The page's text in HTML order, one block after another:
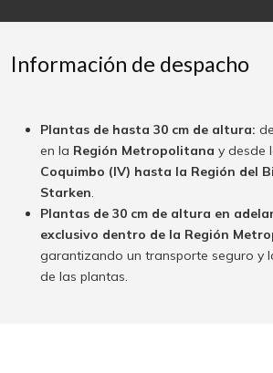
Información de despacho
Plantas de hasta 30 cm de altura:
en la Región Metropolitana y desde
Coquimbo (IV) hasta la Región del
Starken.
Plantas de 30 cm de altura en
exclusivo dentro de la Región
garantizando un transporte seguro y
de las plantas.